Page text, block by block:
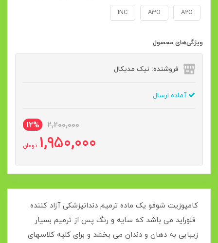
A2O
A3O
INC
ویژگی‌های محصول
فروشنده: نیک مدیکال
آماده ارسال
2,200,000
12%
1,950,000 تومان
کامپوزیت شوفو یک ماده ترمیم دندانپزشکی آزاد کننده
فلوراید می باشد که سایه و رنگ پس از ترمیم بسیار
زیبایی به دهان و دندان می بخشد و برای کلیه کلاسهای